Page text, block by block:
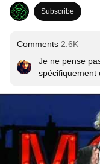
Subscribe
Comments 2.6K
Je ne pense
spécifiquement
initié, mais
prétentieux,
simplement
en savoir
sens, ceux qui
sont de loin les